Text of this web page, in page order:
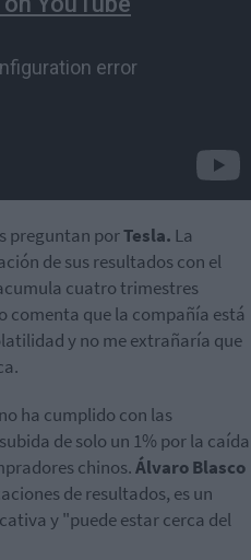
preguntan porTesla. La
de sus resultados con el
cuatro trimestres
comenta que la compañía está
y no me extrañaría que
ha cumplido con las
de solo un 1% por la caída
chinos.Álvaro Blasco
de resultados, es un
y "puede estar cerca del